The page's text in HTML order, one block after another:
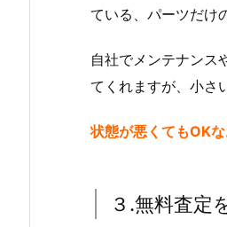
ている、パーツだけ
自社でメンテナンス
てくれますが、小さ
状態が悪くてもOK
３.無料査定